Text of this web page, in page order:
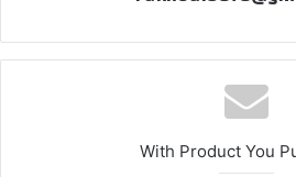
With Product You